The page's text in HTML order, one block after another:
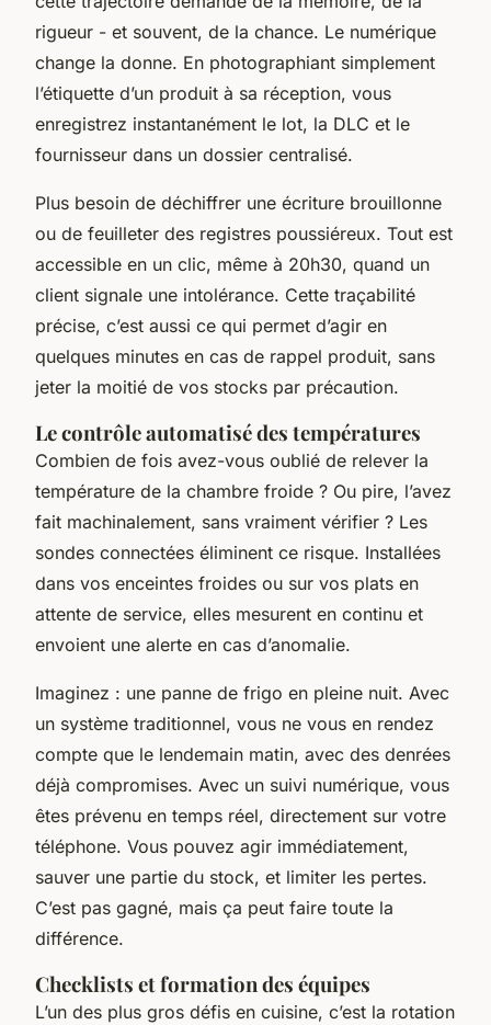
rigueur - et souvent, de la chance. Le numérique
change la donne. En photographiant simplement
l’étiquette d’un produit à sa réception, vous
enregistrez instantanément le lot, la DLC et le
fournisseur dans un dossier centralisé.
Plus besoin de déchiffrer une écriture brouillonne
ou de feuilleter des registres poussiéreux. Tout est
accessible en un clic, même à 20h30, quand un
client signale une intolérance. Cette traçabilité
précise, c’est aussi ce qui permet d’agir en
quelques minutes en cas de rappel produit, sans
jeter la moitié de vos stocks par précaution.
Le contrôle automatisé des températures
Combien de fois avez-vous oublié de relever la
température de la chambre froide ? Ou pire, l’avez
fait machinalement, sans vraiment vérifier ? Les
sondes connectées éliminent ce risque. Installées
dans vos enceintes froides ou sur vos plats en
attente de service, elles mesurent en continu et
envoient une alerte en cas d’anomalie.
Imaginez : une panne de frigo en pleine nuit. Avec
un système traditionnel, vous ne vous en rendez
compte que le lendemain matin, avec des denrées
déjà compromises. Avec un suivi numérique, vous
êtes prévenu en temps réel, directement sur votre
téléphone. Vous pouvez agir immédiatement,
sauver une partie du stock, et limiter les pertes.
C’est pas gagné, mais ça peut faire toute la
différence.
Checklists et formation des équipes
L’un des plus gros défis en cuisine, c’est la rotation